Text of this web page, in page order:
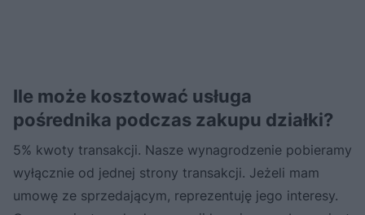
Ile może kosztować usługa
pośrednika podczas zakupu działki?
5% kwoty transakcji. Nasze wynagrodzenie pobieramy
wyłącznie od jednej strony transakcji. Jeżeli mam
umowę ze sprzedającym, reprezentuję jego interesy.